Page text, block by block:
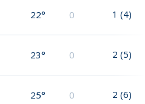
22° 0 1 (4)
23° 0 2 (5)
25° 0 2 (6)